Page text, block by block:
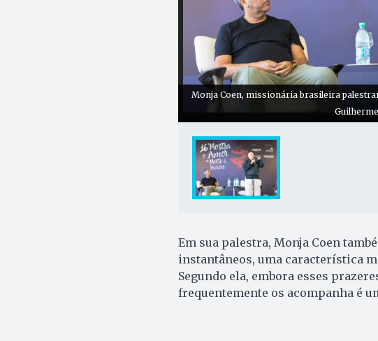
Monja Coen, missionária brasileira
Em sua palestra, Monja Coen
instantâneos, uma característica
Segundo ela, embora esses
frequentemente os acompanha é